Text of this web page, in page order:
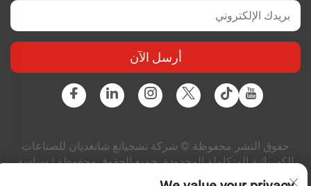
أرسل الآن
حقوق النشر محفوظة © شركة تشجيانغ شانغديان للصناعات
الكهربائية المتكاملة المحدودة. جميع الحقوق محفوظة |سياسة
الخصوصية